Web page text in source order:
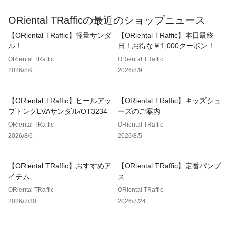
40【25.0㎝】
41【25.5㎝】
サンプルにて撮影をしておりますので、中敷色、ロゴ色、裏地
ください。
ORiental TRafficの最近のショップニュース
【ORiental TRaffic】軽量サンダ
ル！
ORiental TRaffic
2026/8/9
【ORiental TRaffic】本日最終
日！お得な￥1,000クーポン！
ORiental TRaffic
2026/8/9
【ORiental TRaffic】ヒールアッ
プトングEVAサンダル/OT3234
ORiental TRaffic
2026/8/6
【ORiental TRaffic】キッズシュ
ーズのご案内
ORiental TRaffic
2026/8/5
【ORiental TRaffic】おすすめア
イテム
ORiental TRaffic
2026/7/30
【ORiental TRaffic】定番パンプ
ス
ORiental TRaffic
2026/7/24